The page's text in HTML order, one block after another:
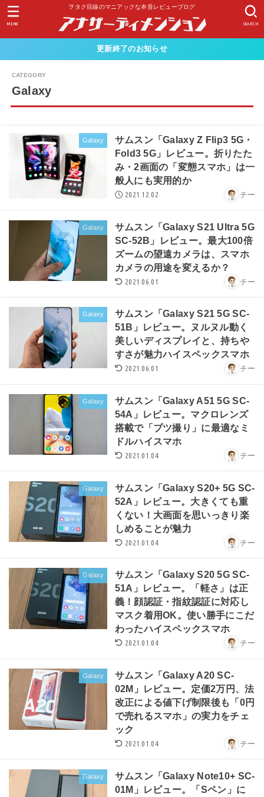
ヲタク目線のマニアックな本音レビューブログ
SEARCH
MENU
更新終了のお知らせ
Galaxy
Galaxy
サムスン「Galaxy Z Flip3 5G・
Fold3 5G」レビュー。折りたた
み・2画面の「変態スマホ」は一
般人にも実用的か
2021.12.02 チー
Galaxy
サムスン「Galaxy S21 Ultra 5G
SC-52B」レビュー。最大100倍
ズームの望遠カメラは、スマホ
カメラの用途を変えるか？
2021.06.01 チー
Galaxy
サムスン「Galaxy S21 5G SC-
51B」レビュー。ヌルヌル動く
美しいディスプレイと、持ちや
すさが魅力ハイスペックスマホ
2021.06.01 チー
Galaxy
サムスン「Galaxy A51 5G SC-
54A」レビュー。マクロレンズ
搭載で「ブツ撮り」に最適なミ
ドルハイスマホ
2021.01.04 チー
Galaxy
サムスン「Galaxy S20+ 5G SC-
52A」レビュー。大きくても重
くない！大画面を思いっきり楽
しめることが魅力
2021.01.04 チー
Galaxy
サムスン「Galaxy S20 5G SC-
51A」レビュー。「軽さ」は正
義！顔認証・指紋認証に対応し
マスク着用OK。使い勝手にこだ
わったハイスペックスマホ
2021.01.04 チー
Galaxy
サムスン「Galaxy A20 SC-
02M」レビュー。定価2万円、法
改正による値下げ制限後も「0円
で売れるスマホ」の実力をチェ
ック
2021.01.04 チー
Galaxy
サムスン「Galaxy Note10+ SC-
01M」レビュー。「Sペン」に